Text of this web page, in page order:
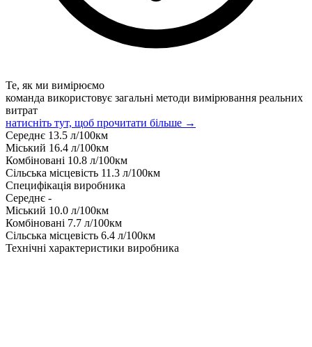
Те, як ми вимірюємо
команда використовує загальні методи вимірювання реальних
витрат
натисніть тут, щоб прочитати більше →
Середнє 13.5 л/100км
Міський 16.4 л/100км
Комбіновані 10.8 л/100км
Сільська місцевість 11.3 л/100км
Специфікація виробника
Середнє -
Міський 10.0 л/100км
Комбіновані 7.7 л/100км
Сільська місцевість 6.4 л/100км
Технічні характеристики виробника